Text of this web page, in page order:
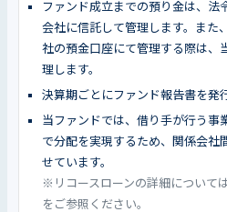
ファンド成立までの預り金は、法
会社に信託して管理します。また
社の預金口座にて管理する際は、
理します。
決算期ごとにファンド報告書を発
当ファンドでは、借り手が行う事
で分配を実現するため、関係会社
せています。
※リコースローンの詳細について
をご参照ください。